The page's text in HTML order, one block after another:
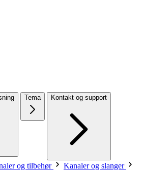
Tema Kontakt og support
og tilbehør
Kanaler og slanger